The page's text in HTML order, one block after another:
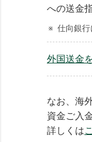
への送金
※ 仕向銀
外国送金
なお、海
資金ご入
詳しくは